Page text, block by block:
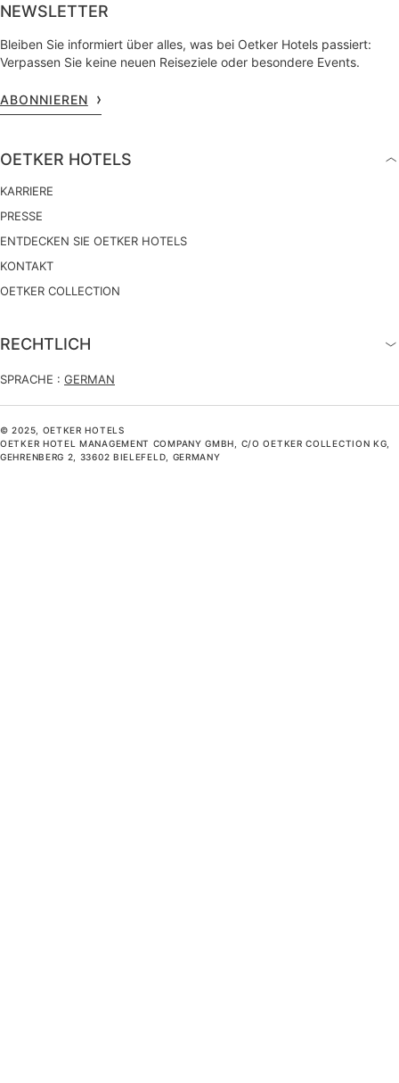
NEWSLETTER
Bleiben Sie informiert über alles, was bei Oetker Hotels passiert:
Verpassen Sie keine neuen Reiseziele oder besondere Events.
ABONNIEREN
OETKER HOTELS
KARRIERE
PRESSE
ENTDECKEN SIE OETKER HOTELS
KONTAKT
OETKER COLLECTION
RECHTLICH
SPRACHE : GERMAN
© 2025, OETKER HOTELS
OETKER HOTEL MANAGEMENT COMPANY GMBH, C/O OETKER COLLECTION KG,
GEHRENBERG 2, 33602 BIELEFELD, GERMANY